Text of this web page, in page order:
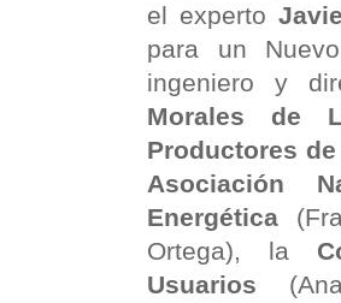
el experto
para un
ingeniero y
Morales de
Productores
Asociación
Energética
Ortega), la
Usuarios